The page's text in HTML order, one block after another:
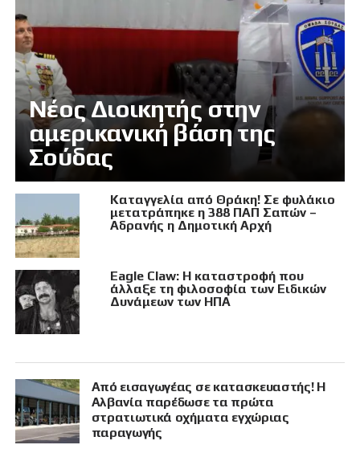
Νέος Διοικητής στην
αμερικανική βάση της
Σούδας
Καταγγελία από Θράκη! Σε φυλάκιο
μετατράπηκε η 388 ΠΑΠ Σαπών –
Αδρανής η Δημοτική Αρχή
Eagle Claw: Η καταστροφή που
άλλαξε τη φιλοσοφία των Ειδικών
Δυνάμεων των ΗΠΑ
Από εισαγωγέας σε κατασκευαστής! Η
Αλβανία παρέδωσε τα πρώτα
στρατιωτικά οχήματα εγχώριας
παραγωγής